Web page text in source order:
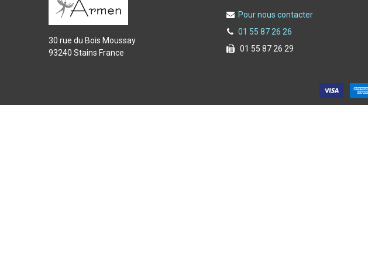
30 rue du Bois Moussay
93240 Stains France
Pour nous contacter
01 55 87 26 26
01 55 87 26 29